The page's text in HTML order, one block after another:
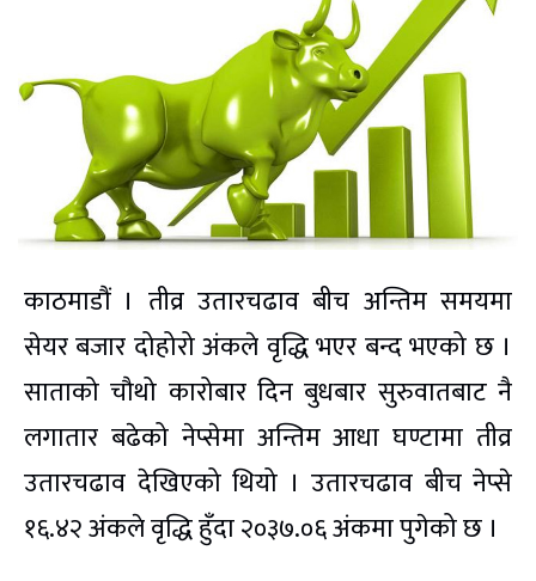
काठमाडौं । तीव्र उतारचढाव बीच अन्तिम समयमा
सेयर बजार दोहोरो अंकले वृद्धि भएर बन्द भएको छ ।
साताको चौथो कारोबार दिन बुधबार सुरुवातबाट नै
लगातार बढेको नेप्सेमा अन्तिम आधा घण्टामा तीव्र
उतारचढाव देखिएको थियो । उतारचढाव बीच नेप्से
१६.४२ अंकले वृद्धि हुँदा २०३७.०६ अंकमा पुगेको छ ।